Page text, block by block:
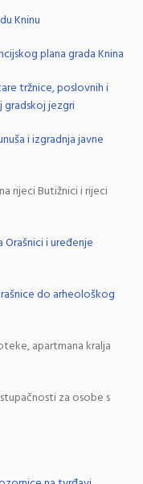
Kninu
plana grada Knina
tržnice, poslovnih i
gradskoj jezgri
i izgradnja javne
rijeci Butižnici i rijeci
i uređenje
do arheološkog
apartmana kralja
za osobe s